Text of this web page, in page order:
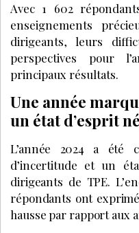
Avec 1 602
enseignements
dirigeants, leurs
perspectives pour
principaux résultats.
Une année
un état d’esprit
L’année 2024 a été
d’incertitude et un
dirigeants de TPE.
répondants ont
hausse par rapport aux